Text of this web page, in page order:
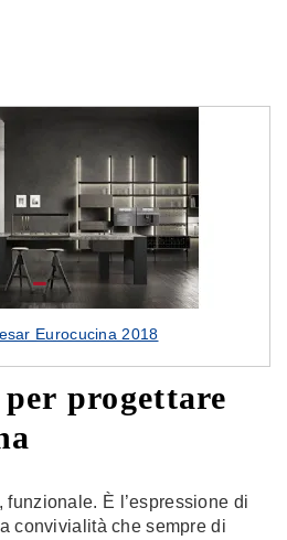
Eurocucina 2018
progettare
funzionale. È l’espressione di
convivialità che sempre di